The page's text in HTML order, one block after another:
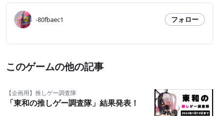
-80fbaec1 フォロー
このゲームの他の記事
【企画用】推しゲー調査隊
「東和の推しゲー調査隊」結果発表！